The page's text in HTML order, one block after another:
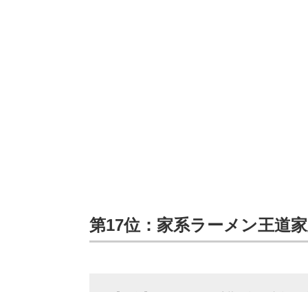
第17位：家系ラーメン王道